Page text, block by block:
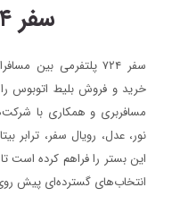
سفر ۷۲۴ چیست؟
سفر ۷۲۴ پلتفرمی بین
خرید و فروش بلیط اتوبوس
مسافربری و همکاری با
نور، عدل، رویال سفر، ترابر
این بستر را فراهم کرده است
انتخاب‌های گسترده‌ای پیش